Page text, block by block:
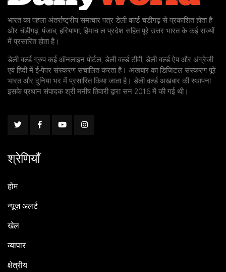
भारत का पहला अंतर्राष्ट्रीय समाचार पत्र डेली वर्ल्ड चंडीगढ़ से प्रकाशित होता है
और चंडीगढ़, पंजाब, हरियाणा, हिमाच ल प्रदेश सहित पूरे उत्तर भारत के कई राज्यों
में प्रसारित होता है।
डेली वर्ल्ड ग्रुप कई ऑनलाइन पोर्टल, डेली वर्ल्ड टीवी, डेली वर्ल्ड ऐप और अंग्रेजी
एवं हिंदी में ई-पेपर संस्करण संचालित करता है। अखबार का डिजिटल संस्करण पूरे
भारत और दुनिया भर में प्रसारित किया जाता है। डेली वर्ल्ड अखबार की स्थापना
इसके प्रधान संपादक श्री मनीष तिवारी द्वारा सन 2016 में की गई थी।
श्रेणियाँ
होम
न्यूज़ अलर्ट
खेल
व्यापार
क्षेत्रीय